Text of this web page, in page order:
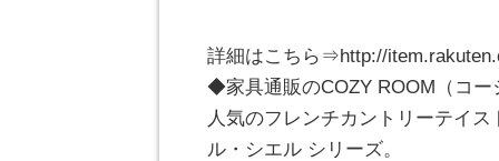
詳細はこちら⇒http://
◆家具通販のCOZY ROOM（コー
人気のフレンチカントリーテイス
ル・シエル シリーズ。